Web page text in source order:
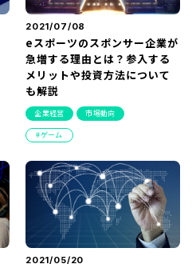
2021/07/08
eスポーツのスポンサー企業が
急増する理由とは？参入する
メリットや投資方法について
も解説
企業経営 市場動向
ゲーム
2021/05/20